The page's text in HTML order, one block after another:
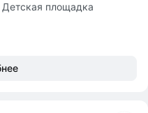
Детская площадка